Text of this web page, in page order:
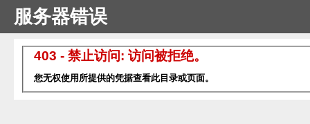
服务器错误
403 - 禁止访问: 访问被拒绝。
您无权使用所提供的凭据查看此目录或页面。